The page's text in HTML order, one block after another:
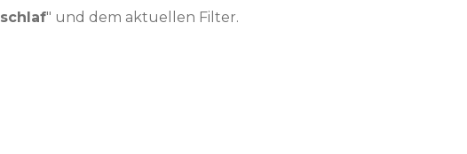
schlaf" und dem aktuellen Filter.